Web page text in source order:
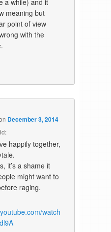
a while) and it
meaning but
point of view
with the
December 3, 2014
happily together,
it’s a shame it
might want to
raging.
watch